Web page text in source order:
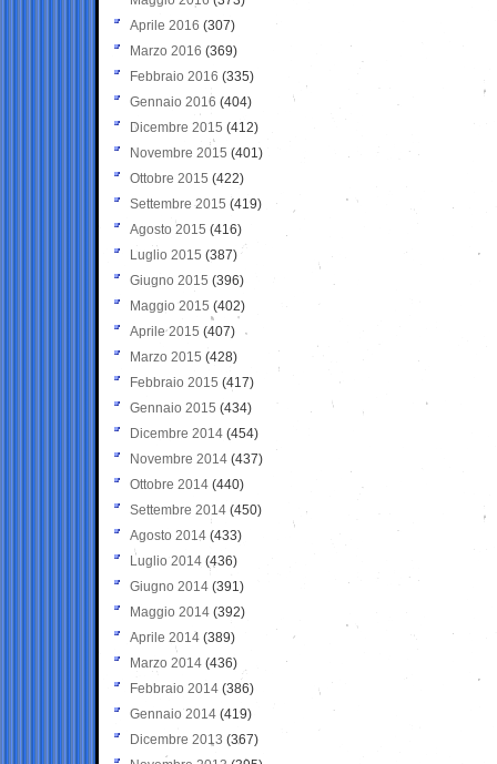
Aprile 2016 (307)
Marzo 2016 (369)
Febbraio 2016 (335)
Gennaio 2016 (404)
Dicembre 2015 (412)
Novembre 2015 (401)
Ottobre 2015 (422)
Settembre 2015 (419)
Agosto 2015 (416)
Luglio 2015 (387)
Giugno 2015 (396)
Maggio 2015 (402)
Aprile 2015 (407)
Marzo 2015 (428)
Febbraio 2015 (417)
Gennaio 2015 (434)
Dicembre 2014 (454)
Novembre 2014 (437)
Ottobre 2014 (440)
Settembre 2014 (450)
Agosto 2014 (433)
Luglio 2014 (436)
Giugno 2014 (391)
Maggio 2014 (392)
Aprile 2014 (389)
Marzo 2014 (436)
Febbraio 2014 (386)
Gennaio 2014 (419)
Dicembre 2013 (367)